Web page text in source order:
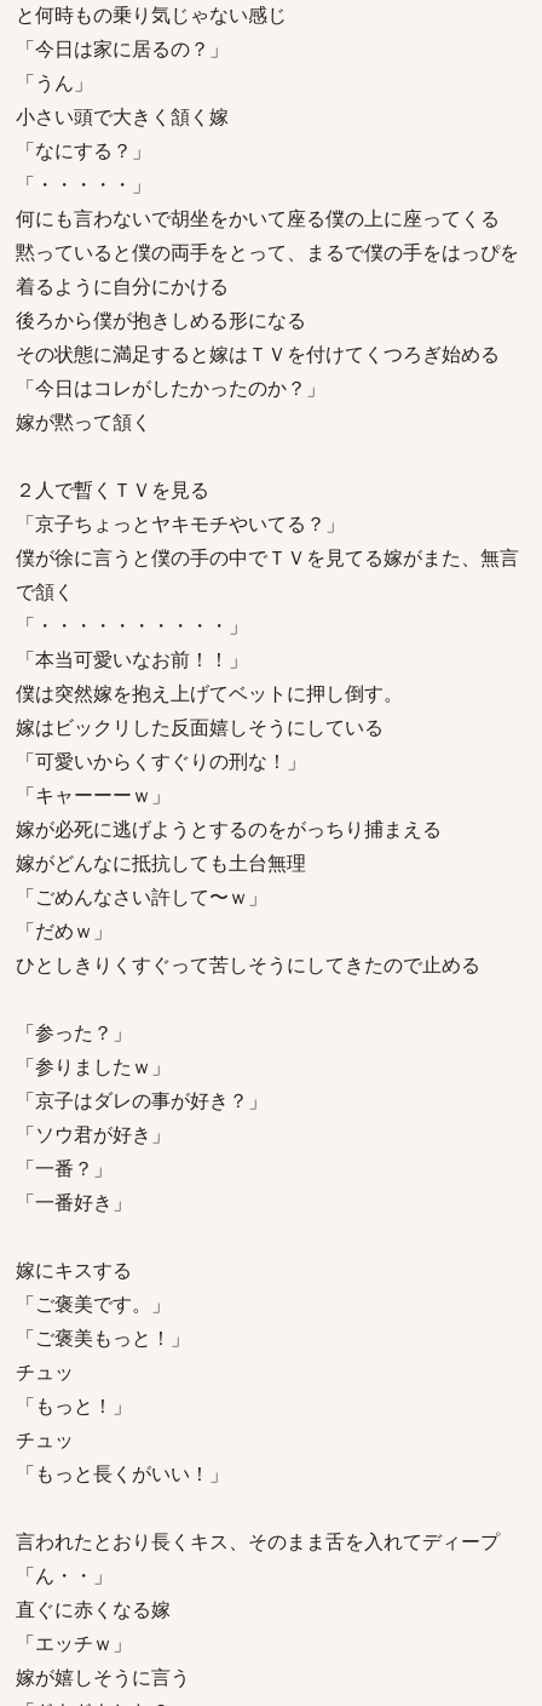
と何時もの乗り気じゃない感じ
「今日は家に居るの？」
「うん」
小さい頭で大きく頷く嫁
「なにする？」
「・・・・・」
何にも言わないで胡坐をかいて座る僕の上に座ってくる
黙っていると僕の両手をとって、まるで僕の手をはっぴを
着るように自分にかける
後ろから僕が抱きしめる形になる
その状態に満足すると嫁はＴＶを付けてくつろぎ始める
「今日はコレがしたかったのか？」
嫁が黙って頷く
２人で暫くＴＶを見る
「京子ちょっとヤキモチやいてる？」
僕が徐に言うと僕の手の中でＴＶを見てる嫁がまた、無言
で頷く
「・・・・・・・・・・」
「本当可愛いなお前！！」
僕は突然嫁を抱え上げてベットに押し倒す。
嫁はビックリした反面嬉しそうにしている
「可愛いからくすぐりの刑な！」
「キャーーーｗ」
嫁が必死に逃げようとするのをがっちり捕まえる
嫁がどんなに抵抗しても土台無理
「ごめんなさい許して〜ｗ」
「だめｗ」
ひとしきりくすぐって苦しそうにしてきたので止める
「参った？」
「参りましたｗ」
「京子はダレの事が好き？」
「ソウ君が好き」
「一番？」
「一番好き」
嫁にキスする
「ご褒美です。」
「ご褒美もっと！」
チュッ
「もっと！」
チュッ
「もっと長くがいい！」
言われたとおり長くキス、そのまま舌を入れてディープ
「ん・・」
直ぐに赤くなる嫁
「エッチｗ」
嫁が嬉しそうに言う